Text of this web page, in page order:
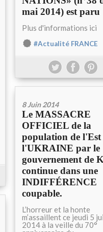
mai 2014) est paru
Plus d'informations ici
#Actualité FRANCE
8 Juin 2014
Le MASSACRE
OFFICIEL de la
population de l'Est
l'UKRAINE par le
gouvernement de
continue dans une
INDIFFÉRENCE
coupable.
L’horreur et la honte
m’assaillent ce jeudi 5
2014 à la veille du 70°